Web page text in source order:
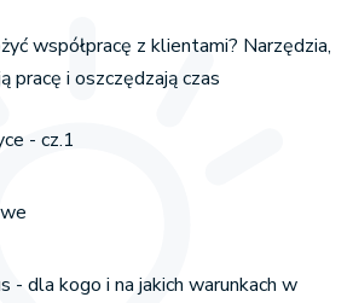
współpracę z klientami? Narzędzia,
pracę i oszczędzają czas
- cz.1
- dla kogo i na jakich warunkach w